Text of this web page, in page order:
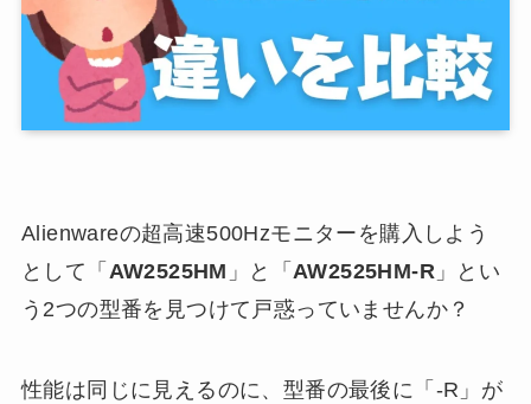
Alienwareの超高速500Hzモニターを購入しよう
として「 AW2525HM 」と「 AW2525HM-R 」とい
う2つの型番を見つけて戸惑っていませんか？
性能は同じに見えるのに、型番の最後に「-R」が